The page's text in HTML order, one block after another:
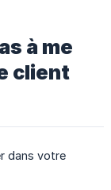
à me
client
dans votre